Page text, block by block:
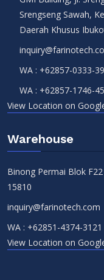
Srengseng Sawah,
Daerah Khusus
WA : +62857-0333-
WA : +62857-1746-
View Location on
Warehouse
Binong Permai Blok
15810
inquiry@farinotech.com
WA : +62851-4374-3121
View Location on